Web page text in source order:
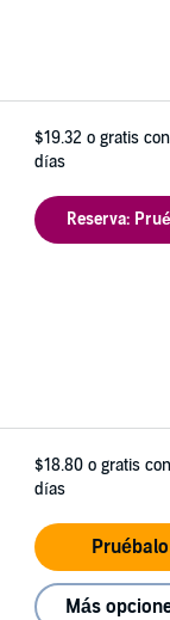
$19.32 o gratis
días
Reserva:
$18.80 o gratis
días
Más